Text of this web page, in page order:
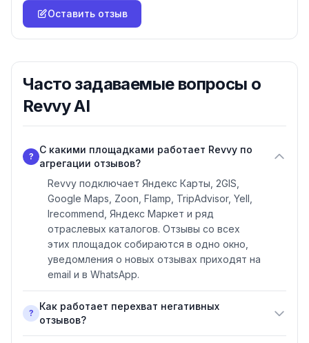
Оставить отзыв
Часто задаваемые вопросы о
Revvy AI
?
С какими площадками работает Revvy по
агрегации отзывов?
Revvy подключает Яндекс Карты, 2GIS,
Google Maps, Zoon, Flamp, TripAdvisor, Yell,
Irecommend, Яндекс Маркет и ряд
отраслевых каталогов. Отзывы со всех
этих площадок собираются в одно окно,
уведомления о новых отзывах приходят на
email и в WhatsApp.
?
Как работает перехват негативных
отзывов?